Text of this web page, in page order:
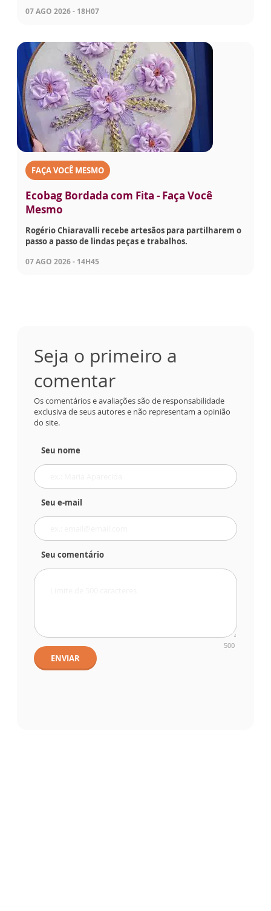
07 AGO 2026 - 18H07
FAÇA VOCÊ MESMO
Ecobag Bordada com Fita - Faça Você
Mesmo
Rogério Chiaravalli recebe artesãos para partilharem o
passo a passo de lindas peças e trabalhos.
07 AGO 2026 - 14H45
Seja o primeiro a
comentar
Os comentários e avaliações são de responsabilidade
exclusiva de seus autores e não representam a opinião
do site.
Seu nome
Seu e-mail
Seu comentário
500
ENVIAR